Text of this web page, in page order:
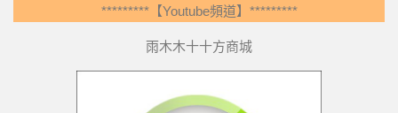
*********【Youtube頻道】*********
雨木木十十方商城